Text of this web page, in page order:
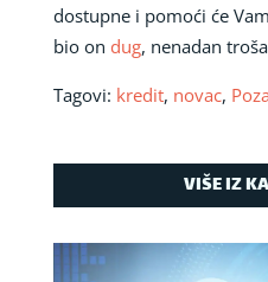
dostupne i pomoći će
bio on dug, nenadan
Tagovi: kredit, novac,
VIŠE IZ